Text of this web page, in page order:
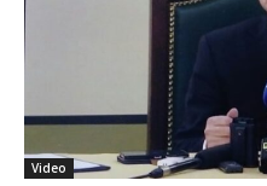
Video